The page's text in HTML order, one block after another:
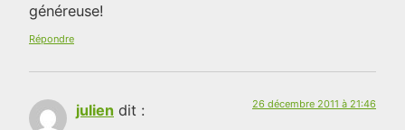
généreuse!
Répondre
julien dit : 26 décembre 2011 à 21:46